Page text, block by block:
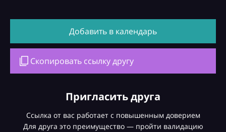
Добавить в календарь
Скопировать ссылку другу
Пригласить друга
Ссылка от вас работает с повышенным доверием
Для друга это преимущество — пройти валидацию